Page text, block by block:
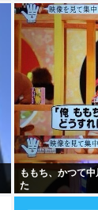
ももち、かつて
た